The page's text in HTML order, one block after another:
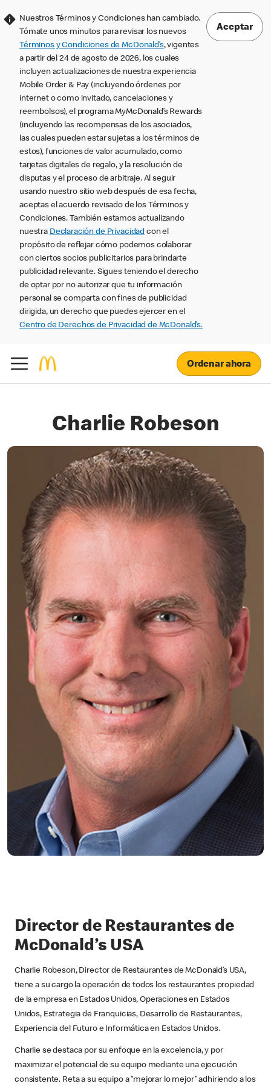
Nuestros Términos y Condiciones han cambiado.
Tómate unos minutos para revisar los nuevos
Términos y Condiciones de McDonald’s, vigentes
a partir del 24 de agosto de 2026, los cuales
incluyen actualizaciones de nuestra experiencia
Mobile Order & Pay (incluyendo órdenes por
internet o como invitado, cancelaciones y
reembolsos), el programa MyMcDonald’s Rewards
(incluyendo las recompensas de los asociados,
las cuales pueden estar sujetas a los términos de
estos), funciones de valor acumulado, como
tarjetas digitales de regalo, y la resolución de
disputas y el proceso de arbitraje. Al seguir
usando nuestro sitio web después de esa fecha,
aceptas el acuerdo revisado de los Términos y
Condiciones. También estamos actualizando
nuestra Declaración de Privacidad con el
propósito de reflejar cómo podemos colaborar
con ciertos socios publicitarios para brindarte
publicidad relevante. Sigues teniendo el derecho
de optar por no autorizar que tu información
personal se comparta con fines de publicidad
dirigida, un derecho que puedes ejercer en el
Centro de Derechos de Privacidad de McDonald’s.
Aceptar
Ordenar ahora
Charlie Robeson
Director de Restaurantes de
McDonald’s USA
Charlie Robeson, Director de Restaurantes de McDonald’s USA,
tiene a su cargo la operación de todos los restaurantes propiedad
de la empresa en Estados Unidos, Operaciones en Estados
Unidos, Estrategia de Franquicias, Desarrollo de Restaurantes,
Experiencia del Futuro e Informática en Estados Unidos.
Charlie se destaca por su enfoque en la excelencia, y por
maximizar el potencial de su equipo mediante una ejecución
consistente. Reta a su equipo a “mejorar lo mejor” adhiriendo a los